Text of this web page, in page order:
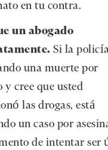
en tu contra.
un abogado
Si la
una muerte por
y cree que usted
las drogas, está
un caso por
de intentar ser